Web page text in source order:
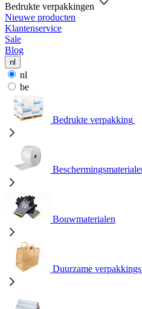
Bedrukte verpakkingen
Nieuwe producten
Klantenservice
Sale
Blog
nl
nl
be
Bedrukte verpakking
Bouwmaterialen
Duurzame